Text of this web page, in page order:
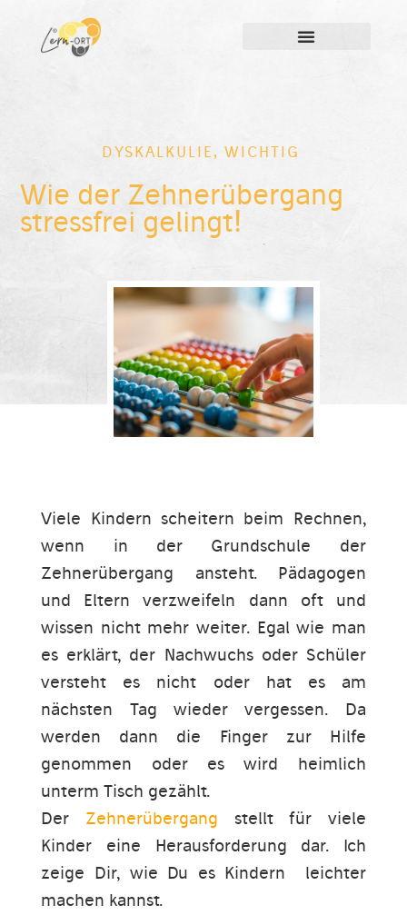
DYSKALKULIE ,WICHTIG
Wie der Zehnerübergang
stressfrei gelingt!
Viele Kindern scheitern beim Rechnen,
wenn in der Grundschule der
Zehnerübergang ansteht. Pädagogen
und Eltern verzweifeln dann oft und
wissen nicht mehr weiter. Egal wie man
es erklärt, der Nachwuchs oder Schüler
versteht es nicht oder hat es am
nächsten Tag wieder vergessen. Da
werden dann die Finger zur Hilfe
genommen oder es wird heimlich
unterm Tisch gezählt.
Der Zehnerübergang stellt für viele
Kinder eine Herausforderung dar. Ich
zeige Dir, wie Du es Kindern leichter
machen kannst.